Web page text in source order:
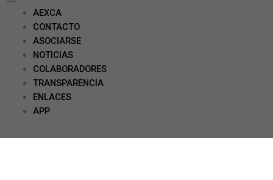
AEXCA
CONTACTO
ASOCIARSE
NOTICIAS
COLABORADORES
TRANSPARENCIA
ENLACES
APP